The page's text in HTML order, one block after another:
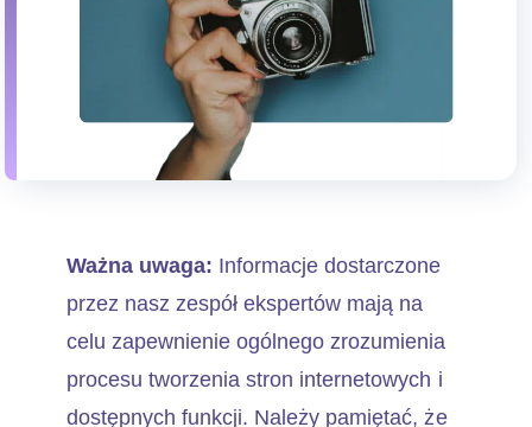
Ważna uwaga: Informacje dostarczone
przez nasz zespół ekspertów mają na
celu zapewnienie ogólnego zrozumienia
procesu tworzenia stron internetowych i
dostępnych funkcji. Należy pamiętać, że